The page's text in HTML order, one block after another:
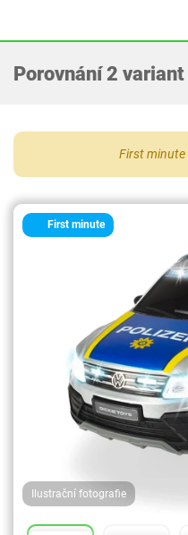
Porovnání 2 variant
First minute
First minute
Ilustrační fotografie